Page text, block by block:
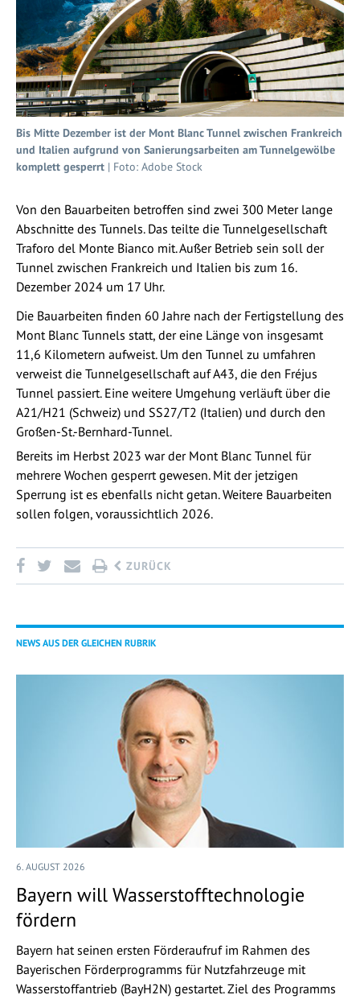
Bis Mitte Dezember ist der Mont Blanc Tunnel zwischen Frankreich
und Italien aufgrund von Sanierungsarbeiten am Tunnelgewölbe
komplett gesperrt | Foto: Adobe Stock
Von den Bauarbeiten betroffen sind zwei 300 Meter lange
Abschnitte des Tunnels. Das teilte die Tunnelgesellschaft
Traforo del Monte Bianco mit. Außer Betrieb sein soll der
Tunnel zwischen Frankreich und Italien bis zum 16.
Dezember 2024 um 17 Uhr.
Die Bauarbeiten finden 60 Jahre nach der Fertigstellung des
Mont Blanc Tunnels statt, der eine Länge von insgesamt
11,6 Kilometern aufweist. Um den Tunnel zu umfahren
verweist die Tunnelgesellschaft auf A43, die den Fréjus
Tunnel passiert. Eine weitere Umgehung verläuft über die
A21/H21 (Schweiz) und SS27/T2 (Italien) und durch den
Großen-St.-Bernhard-Tunnel.
Bereits im Herbst 2023 war der Mont Blanc Tunnel für
mehrere Wochen gesperrt gewesen. Mit der jetzigen
Sperrung ist es ebenfalls nicht getan. Weitere Bauarbeiten
sollen folgen, voraussichtlich 2026.
ZURÜCK
NEWS AUS DER GLEICHEN RUBRIK
6. AUGUST 2026
Bayern will Wasserstofftechnologie
fördern
Bayern hat seinen ersten Förderaufruf im Rahmen des
Bayerischen Förderprogramms für Nutzfahrzeuge mit
Wasserstoffantrieb (BayH2N) gestartet. Ziel des Programms